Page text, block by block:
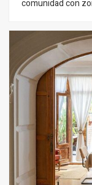
comunidad con
más valoradas
tranquilidad. La vivienda se distribuye en dos plantas. En la
planta baja
amplia cocina de
comedor, con
da servicio a esta planta. La primera
habitaciones:
suite, además de un baño
placas solares lo
barrio de Els
Llevant de
caracterizada
proximidad a las